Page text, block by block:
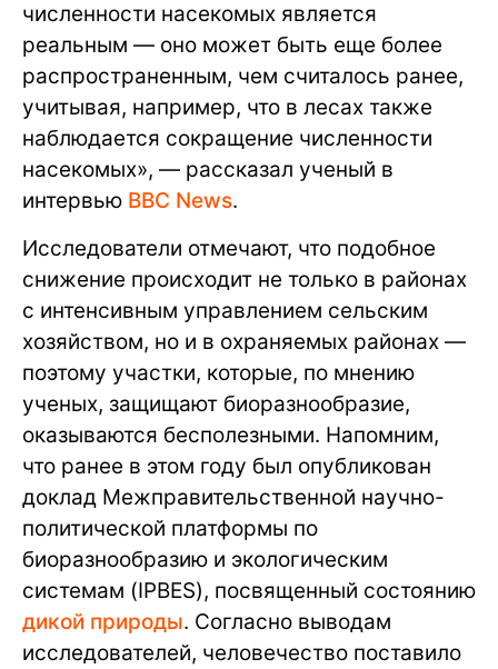
численности насекомых является
реальным — оно может быть еще более
распространенным, чем считалось ранее,
учитывая, например, что в лесах также
наблюдается сокращение численности
насекомых», — рассказал ученый в
интервью BBC News.
Исследователи отмечают, что подобное
снижение происходит не только в районах
с интенсивным управлением сельским
хозяйством, но и в охраняемых районах —
поэтому участки, которые, по мнению
ученых, защищают биоразнообразие,
оказываются бесполезными. Напомним,
что ранее в этом году был опубликован
доклад Межправительственной научно-
политической платформы по
биоразнообразию и экологическим
системам (IPBES), посвященный состоянию
дикой природы. Согласно выводам
исследователей, человечество поставило